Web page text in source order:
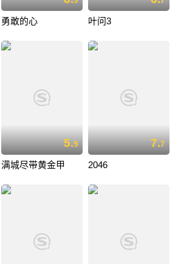
勇敢的心 叶问3
5.9
满城尽带黄金甲
7.7
2046